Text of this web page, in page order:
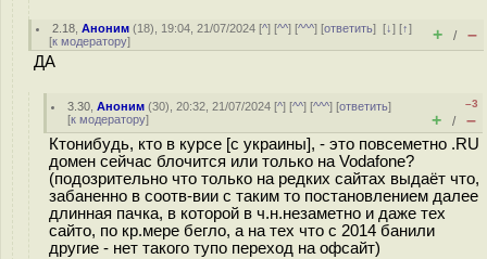
2.18 ,Аноним (18), 19:04, 21/07/2024 [^] [^^] [^^^] [ответить][↓] [↑]
[к модератору] + / –
ДА
3.30 ,Аноним (30), 20:32, 21/07/2024 [^] [^^] [^^^] [ответить]
[к модератору]
–3
+ / –
Ктонибудь, кто в курсе [с украины], - это повсеметно .RU
домен сейчас блочится или только на Vodafone?
(подозрительно что только на редких сайтах выдаёт что,
забаненно в соотв-вии с таким то постановлением далее
длинная пачка, в которой в ч.н.незаметно и даже тех
сайто, по кр.мере бегло, а на тех что с 2014 банили
другие - нет такого тупо переход на офсайт)